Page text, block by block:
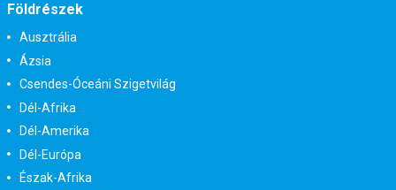
Földrészek
Ausztrália
Ázsia
Csendes-Óceáni Szigetvilág
Dél-Afrika
Dél-Amerika
Dél-Európa
Észak-Afrika